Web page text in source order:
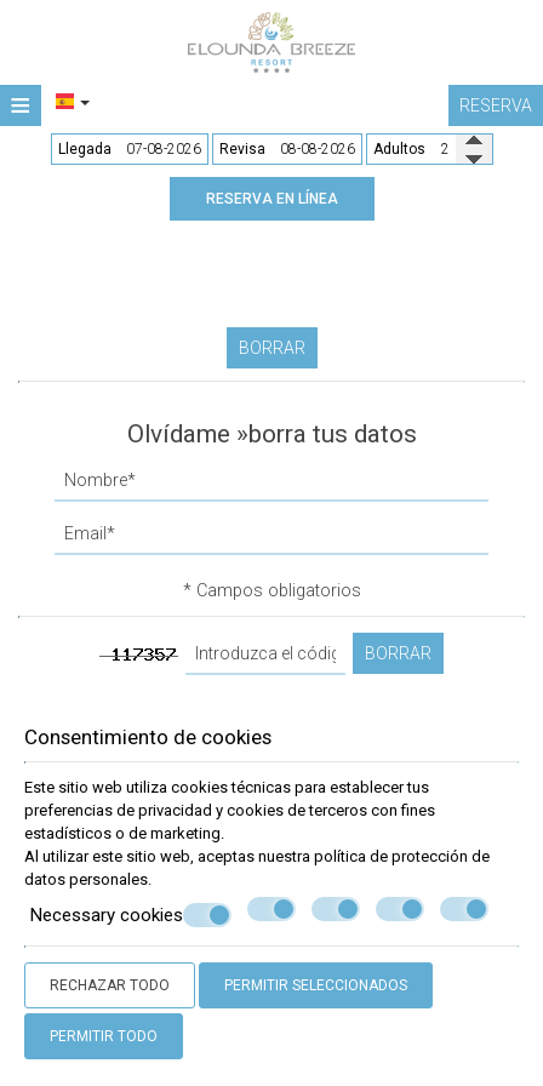
≡ RESERVA
HOME
UBICACIÓN
RESTAURANTES Y BARES
CONTACTO
Llegada Revisa Adultos
RESERVA EN LÍNEA
BORRAR
Olvídame »borra tus datos
* Campos obligatorios
BORRAR
Consentimiento de cookies
Este sitio web utiliza cookies técnicas para establecer tus
preferencias de privacidad y cookies de terceros con fines
estadísticos o de marketing.
Al utilizar este sitio web, aceptas nuestra política de protección de
datos personales
Necessary cookies
RECHAZAR TODO PERMITIR SELECCIONADOS
PERMITIR TODO